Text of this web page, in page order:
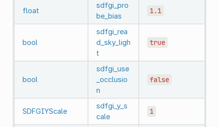
float
sdfgi_pro
be_bias
1.1
bool
sdfgi_rea
d_sky_ligh
t
true
bool
sdfgi_use
_occlusio
n
false
SDFGIYScale
sdfgi_y_s
cale
1